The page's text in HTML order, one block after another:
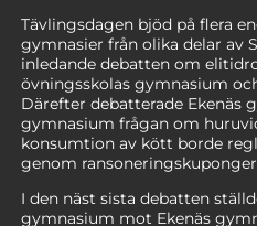
Tävlingsdagen bjöd på flera
gymnasier från olika delar av
inledande debatten om
övningsskolas gymnasium
Därefter debatterade Ekenäs
gymnasium frågan om
konsumtion av kött borde
genom
I den näst sista debatten
gymnasium mot Ekenäs